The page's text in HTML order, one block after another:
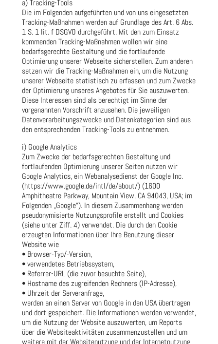
a) Tracking-Tools
Die im Folgenden aufgeführten und von uns eingesetzten
Tracking-Maßnahmen werden auf Grundlage des Art. 6 Abs.
1 S. 1 lit. f DSGVO durchgeführt. Mit den zum Einsatz
kommenden Tracking-Maßnahmen wollen wir eine
bedarfsgerechte Gestaltung und die fortlaufende
Optimierung unserer Webseite sicherstellen. Zum anderen
setzen wir die Tracking-Maßnahmen ein, um die Nutzung
unserer Webseite statistisch zu erfassen und zum Zwecke
der Optimierung unseres Angebotes für Sie auszuwerten.
Diese Interessen sind als berechtigt im Sinne der
vorgenannten Vorschrift anzusehen. Die jeweiligen
Datenverarbeitungszwecke und Datenkategorien sind aus
den entsprechenden Tracking-Tools zu entnehmen.
i) Google Analytics
Zum Zwecke der bedarfsgerechten Gestaltung und
fortlaufenden Optimierung unserer Seiten nutzen wir
Google Analytics, ein Webanalysedienst der Google Inc.
(https://www.google.de/intl/de/about/) (1600
Amphitheatre Parkway, Mountain View, CA 94043, USA; im
Folgenden „Google“). In diesem Zusammenhang werden
pseudonymisierte Nutzungsprofile erstellt und Cookies
(siehe unter Ziff. 4) verwendet. Die durch den Cookie
erzeugten Informationen über Ihre Benutzung dieser
Website wie
• Browser-Typ/-Version,
• verwendetes Betriebssystem,
• Referrer-URL (die zuvor besuchte Seite),
• Hostname des zugreifenden Rechners (IP-Adresse),
• Uhrzeit der Serveranfrage,
werden an einen Server von Google in den USA übertragen
und dort gespeichert. Die Informationen werden verwendet,
um die Nutzung der Website auszuwerten, um Reports
über die Websiteaktivitäten zusammenzustellen und um
weitere mit der Websitenutzung und der Internetnutzung